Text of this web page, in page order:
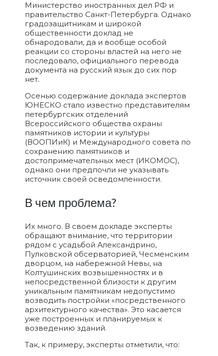
Министерство иностранных дел РФ и
правительство Санкт-Петербурга. Однако
градозащитникам и широкой
общественности доклад не
обнародовали, да и вообще особой
реакции со стороны властей на него не
последовало, официального перевода
документа на русский язык до сих пор
нет.
Осенью содержание доклада экспертов
ЮНЕСКО стало известно представителям
петербургских отделений
Всероссийского общества охраны
памятников истории и культуры
(ВООПИиК) и Международного совета по
сохранению памятников и
достопримечательных мест (ИКОМОС),
однако они предпочли не указывать
источник своей осведомленности.
В чем проблема?
Их много. В своем докладе эксперты
обращают внимание, что территории
рядом с усадьбой Александрино,
Пулковской обсерваторией, Чесменским
дворцом, на набережной Невы, на
Колтушинских возвышенностях и в
непосредственной близости к другим
уникальным памятникам недопустимо
возводить постройки «посредственного
архитектурного качества». Это касается
уже построенных и планируемых к
возведению зданий.
Так, к примеру, эксперты отметили, что: